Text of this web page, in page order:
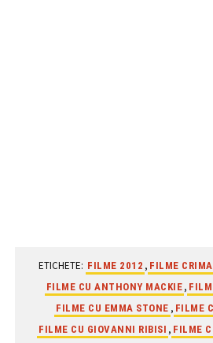
ETICHETE: FILME 2012 , FILME CRIMA
FILME CU ANTHONY MACKIE ,
FILME CU EMMA STONE , FILME
FILME CU GIOVANNI RIBISI , FILME